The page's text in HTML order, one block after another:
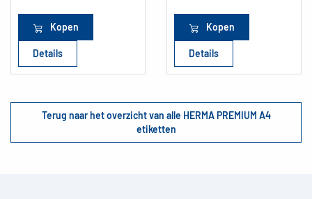
Kopen
Details
Kopen
Details
Terug naar het overzicht van alle HERMA PREMIUM A4
etiketten